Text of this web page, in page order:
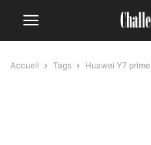
Accueil Tags Huawei Y7 prime